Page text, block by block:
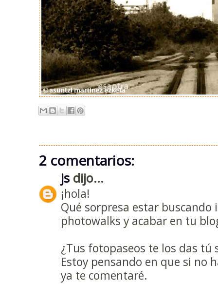
2 comentarios:
js dijo...
¡hola!
Qué sorpresa estar
photowalks y acabar en tu
¿Tus fotopaseos te los das tú
Estoy pensando en que si no
ya te comentaré.